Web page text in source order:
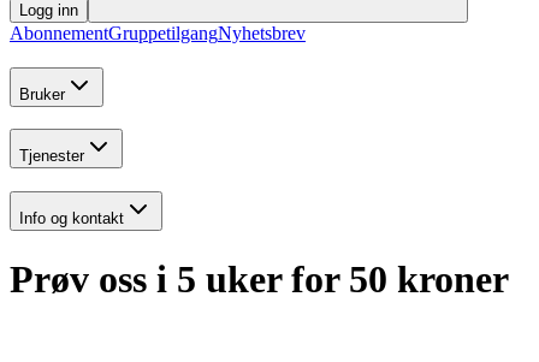
Logg inn
AbonnementGruppetilgangNyhetsbrev
Bruker
Tjenester
Info og kontakt
Prøv oss i 5 uker for 50 kroner